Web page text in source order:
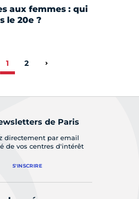
aux femmes : qui
le 20e ?
1 2 Page suivante
de Paris
directement par email
de vos centres d'intérêt
S'INSCRIRE